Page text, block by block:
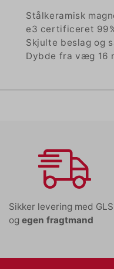
Stålkeramisk
e3 certificeret
Skjulte beslag og
Dybde fra væg 16
Sikker levering med GLS
ogegen fragtmand